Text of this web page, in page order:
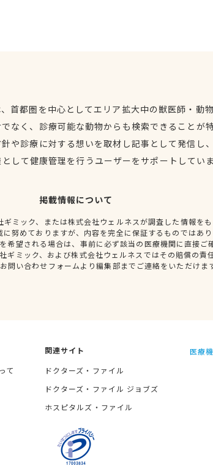
首都圏を中心としてエリア拡大中の獣医師・動
なく、診療可能な動物からも検索できることが
や診療に対する想いを取材し記事として発信し
して健康管理を行うユーザーをサポートしてい
掲載情報について
ミック、または株式会社ウェルネスが調査した情報を
努めておりますが、内容を完全に保証するものではあ
希望される場合は、事前に必ず該当の医療機関に直接ご
ギミック、および株式会社ウェルネスではその賠償の責
問い合わせフォームより編集部までご連絡をいただけま
て
関連サイト
ドクターズ・ファイル
ドクターズ・ファイル ジョブズ
ホスピタルズ・ファイル
医療